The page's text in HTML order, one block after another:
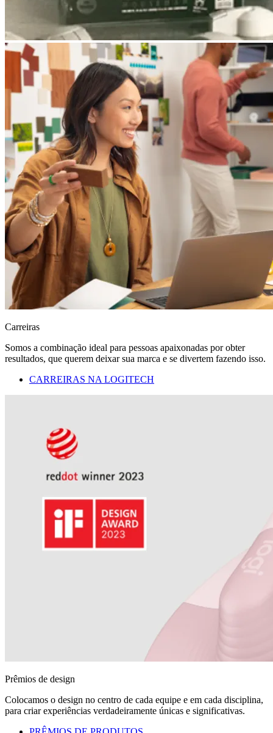
Carreiras
Somos a combinação ideal para pessoas apaixonadas por obter
resultados, que querem deixar sua marca e se divertem fazendo isso.
CARREIRAS NA LOGITECH
Prêmios de design
Colocamos o design no centro de cada equipe e em cada disciplina,
para criar experiências verdadeiramente únicas e significativas.